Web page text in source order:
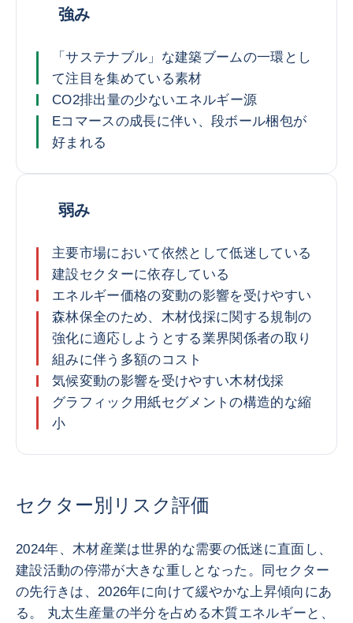
強み
「サステナブル」な建築ブームの一環とし
て注目を集めている素材
CO2排出量の少ないエネルギー源
Eコマースの成長に伴い、段ボール梱包が
好まれる
弱み
主要市場において依然として低迷している
建設セクターに依存している
エネルギー価格の変動の影響を受けやすい
森林保全のため、木材伐採に関する規制の
強化に適応しようとする業界関係者の取り
組みに伴う多額のコスト
気候変動の影響を受けやすい木材伐採
グラフィック用紙セグメントの構造的な縮
小
セクター別リスク評価
2024年、木材産業は世界的な需要の低迷に直面し、
建設活動の停滞が大きな重しとなった。同セクター
の先行きは、2026年に向けて緩やかな上昇傾向にあ
る。 丸太生産量の半分を占める木質エネルギーと、